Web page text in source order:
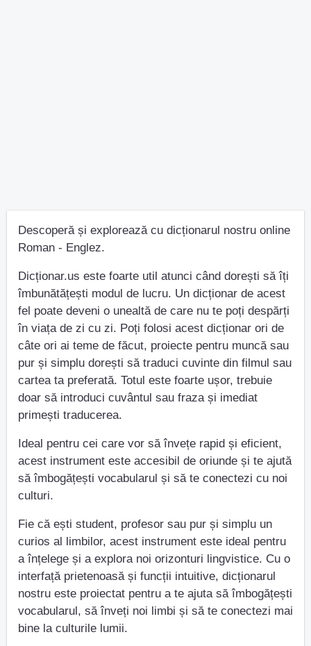
Descoperă și explorează cu dicționarul nostru online
Roman - Englez.
Dicționar.us este foarte util atunci când dorești să îți
îmbunătățești modul de lucru. Un dicționar de acest
fel poate deveni o unealtă de care nu te poți despărți
în viața de zi cu zi. Poți folosi acest dicționar ori de
câte ori ai teme de făcut, proiecte pentru muncă sau
pur și simplu dorești să traduci cuvinte din filmul sau
cartea ta preferată. Totul este foarte ușor, trebuie
doar să introduci cuvântul sau fraza și imediat
primești traducerea.
Ideal pentru cei care vor să învețe rapid și eficient,
acest instrument este accesibil de oriunde și te ajută
să îmbogățești vocabularul și să te conectezi cu noi
culturi.
Fie că ești student, profesor sau pur și simplu un
curios al limbilor, acest instrument este ideal pentru
a înțelege și a explora noi orizonturi lingvistice. Cu o
interfață prietenoasă și funcții intuitive, dicționarul
nostru este proiectat pentru a te ajuta să îmbogățești
vocabularul, să înveți noi limbi și să te conectezi mai
bine la culturile lumii.